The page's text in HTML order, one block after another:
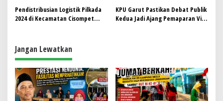
Wakil Bupati Terpilih
Pendistribusian Logistik Pilkada
2024 di Kecamatan Cisompet
KPU Garut Pastikan Debat Publik
Kedua Jadi Ajang Pemaparan Visi-
Jangan Lewatkan